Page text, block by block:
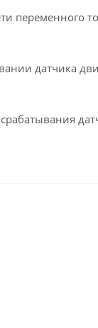
переменного
датчика